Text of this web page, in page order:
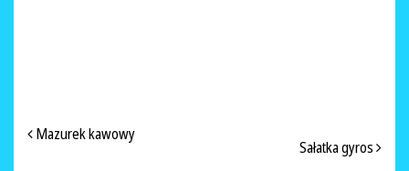
NAWIGACJA PO ARTYKUŁACH
Mazurek kawowy
Sałatka gyros